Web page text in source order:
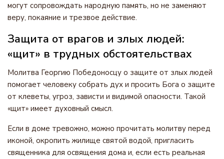
могут сопровождать народную память, но не заменяют
веру, покаяние и трезвое действие.
Защита от врагов и злых людей:
«щит» в трудных обстоятельствах
Молитва Георгию Победоносцу о защите от злых людей
помогает человеку собрать дух и просить Бога о защите
от клеветы, угроз, зависти и видимой опасности. Такой
«щит» имеет духовный смысл.
Если в доме тревожно, можно прочитать молитву перед
иконой, окропить жилище святой водой, пригласить
священника для освящения дома и, если есть реальная